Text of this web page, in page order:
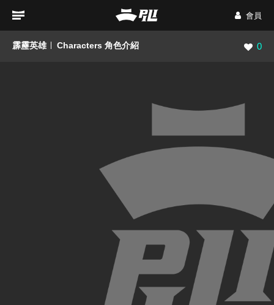
會員
霹靂英雄 Characters 角色介紹 瀏覽
0